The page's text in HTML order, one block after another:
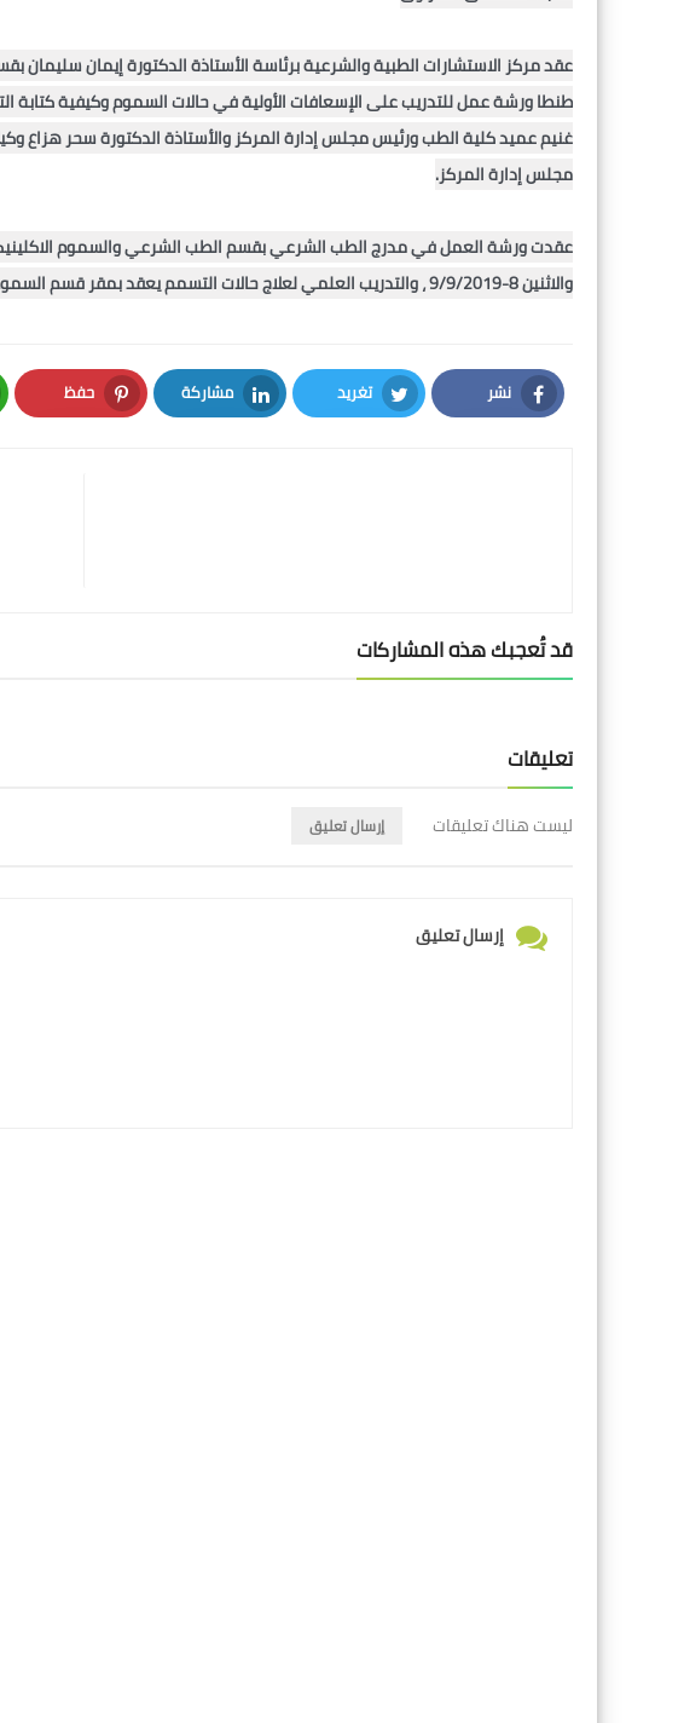
والاثنين 8-9/9/2019 ، والتدريب العلمي لعلاج حالات التسمم يعقد بمقر قسم السموم بمستشفى الطوارئ بالدور الثاني.
نشر
Facebook
تغريد
Twitter
مشاركة
LinkedIn
حفظ
Pinterest
قد تُعجبك هذه المشاركات
تعليقات
ليست هناك تعليقات إرسال تعليق
إرسال تعليق